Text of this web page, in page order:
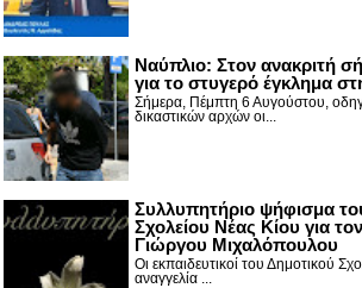
Nαύπλιο: Στον ανακριτή
για το στυγερό έγκλημα
Σήμερα, Πέμπτη 6 Αυγούστου,
δικαστικών αρχών οι...
Συλλυπητήριο ψήφισμα
Σχολείου Νέας Κίου για
Γιώργου Μιχαλόπουλου
Οι εκπαιδευτικοί του Δημοτικού
αναγγελία ...